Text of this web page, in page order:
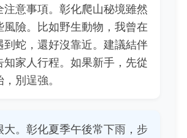
注意事項。彰化爬山秘境雖然
風險。比如野生動物，我曾在
到蛇，還好沒靠近。建議結伴
知家人行程。如果新手，先從
別逞強。
大。彰化夏季午後常下雨，步